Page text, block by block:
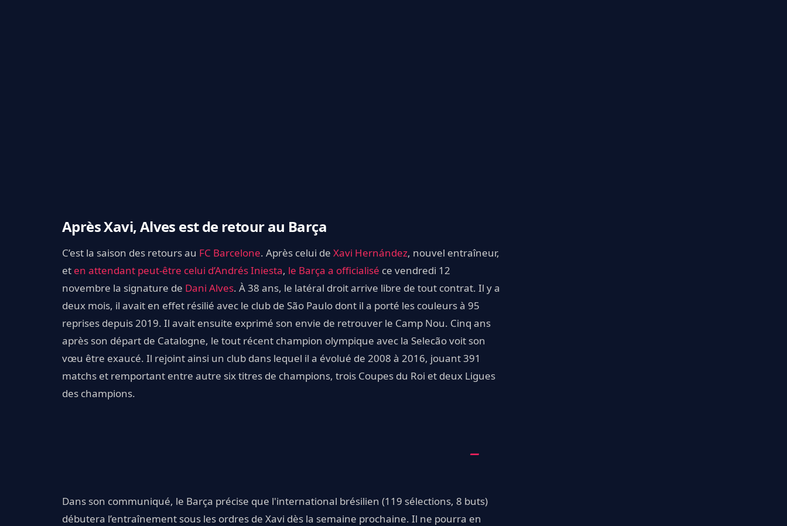
Après Xavi, Alves est de retour au Barça
C’est la saison des retours au FC Barcelone. Après celui de Xavi Hernández, nouvel entraîneur,
et en attendant peut-être celui d’Andrés Iniesta, le Barça a officialisé ce vendredi 12
novembre la signature de Dani Alves. À 38 ans, le latéral droit arrive libre de tout contrat. Il y a
deux mois, il avait en effet résilié avec le club de São Paulo dont il a porté les couleurs à 95
reprises depuis 2019. Il avait ensuite exprimé son envie de retrouver le Camp Nou. Cinq ans
après son départ de Catalogne, le tout récent champion olympique avec la Selecão voit son
vœu être exaucé. Il rejoint ainsi un club dans lequel il a évolué de 2008 à 2016, jouant 391
matchs et remportant entre autre six titres de champions, trois Coupes du Roi et deux Ligues
des champions.
Dans son communiqué, le Barça précise que l'international brésilien (119 sélections, 8 buts)
débutera l’entraînement sous les ordres de Xavi dès la semaine prochaine. Il ne pourra en